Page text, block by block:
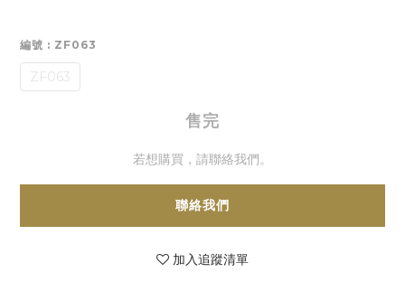
編號 : ZF063
ZF063
售完
若想購買，請聯絡我們。
聯絡我們
加入追蹤清單